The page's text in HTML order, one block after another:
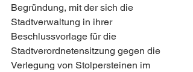
Begründung, mit der sich die
Stadtverwaltung in ihrer
Beschlussvorlage für die
Stadtverordnetensitzung gegen die
Verlegung von Stolpersteinen im